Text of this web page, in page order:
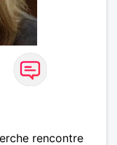
rencontre